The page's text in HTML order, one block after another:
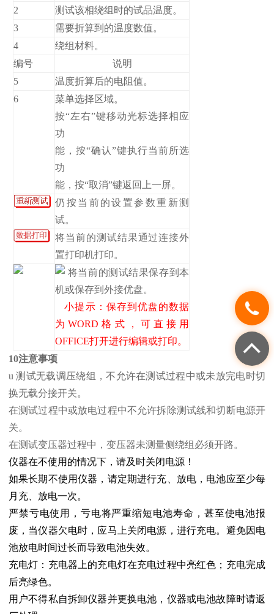
2
测试该相绕组时的试品温度。
3
需要折算到的温度数值。
4
绕组材料。
编号
说明
5
温度折算后的电阻值。
6
菜单选择区域。
按“左右”键移动光标选择相应
功
能，按“确认”键执行当前所选
功
能，按“取消”键返回上一屏。
仍按当前的设置参数重新测
试。
将当前的测试结果通过连接外
置打印机打印。
将当前的测试结果保存到本
机或保存到外接优盘。
小提示：保存到优盘的数据
为WORD格式，可直接用
OFFICE打开进行编辑或打印。
10注意事项
u 测试无载调压绕组，不允许在测试过程中或未放完电时切
换无载分接开关。
在测试过程中或放电过程中不允许拆除测试线和切断电源开
关。
在测试变压器过程中，变压器未测量侧绕组必须开路。
仪器在不使用的情况下，请及时关闭电源！
如果长期不使用仪器，请定期进行充、放电，电池应至少每
月充、放电一次。
严禁亏电使用，亏电将严重缩短电池寿命，甚至使电池报
废，当仪器欠电时，应马上关闭电源，进行充电。避免因电
池放电时间过长而导致电池失效。
充电灯：充电器上的充电灯在充电过程中亮红色；充电完成
后亮绿色。
用户不得私自拆卸仪器并更换电池，仪器或电池故障时请返